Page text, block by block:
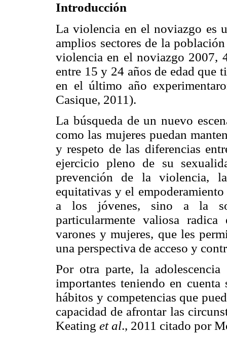
Introducción
La violencia en el noviazgo es
amplios sectores de la
violencia en el noviazgo 2007,
entre 15 y 24 años de edad que
en el último año
Casique, 2011).
La búsqueda de un nuevo
como las mujeres puedan
y respeto de las diferencias
ejercicio pleno de su
prevención de la violencia,
equitativas y el
a los jóvenes, sino a la
particularmente valiosa
varones y mujeres, que les
una perspectiva de acceso y
Por otra parte, la
importantes teniendo en
hábitos y competencias que
capacidad de afrontar las
Keating et al., 2011 citado por